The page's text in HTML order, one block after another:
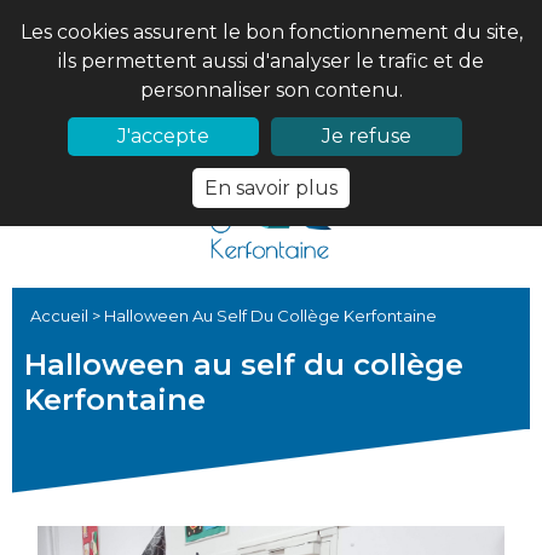
Les cookies assurent le bon fonctionnement du site,
ils permettent aussi d'analyser le trafic et de
personnaliser son contenu.
J'accepte
Je refuse
En savoir plus
02 97 56 61 18
Accueil > Halloween Au Self Du Collège Kerfontaine
Halloween au self du collège
Kerfontaine